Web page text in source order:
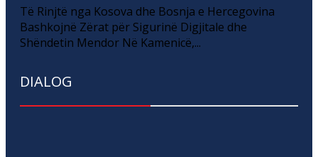
Të Rinjtë nga Kosova dhe Bosnja e Hercegovina
Bashkojnë Zërat për Sigurinë Digjitale dhe
Shëndetin Mendor Në Kamenicë,...
DIALOG